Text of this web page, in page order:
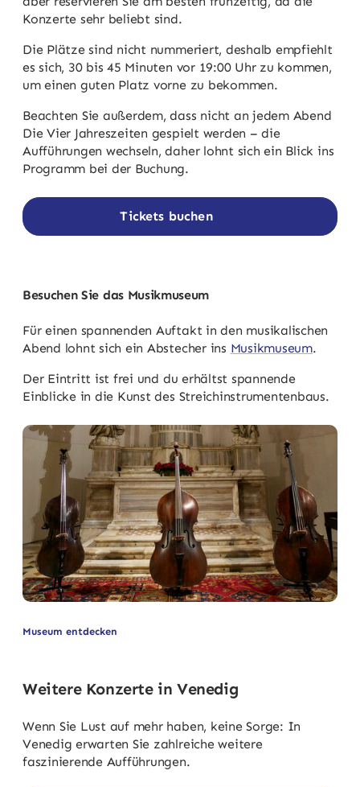
Konzerte sehr beliebt sind.
Die Plätze sind nicht nummeriert, deshalb empfiehlt
es sich, 30 bis 45 Minuten vor 19:00 Uhr zu kommen,
um einen guten Platz vorne zu bekommen.
Beachten Sie außerdem, dass nicht an jedem Abend
Die Vier Jahreszeiten gespielt werden – die
Aufführungen wechseln, daher lohnt sich ein Blick ins
Programm bei der Buchung.
Tickets buchen
Besuchen Sie das Musikmuseum
Für einen spannenden Auftakt in den musikalischen
Abend lohnt sich ein Abstecher ins Musikmuseum.
Der Eintritt ist frei und du erhältst spannende
Einblicke in die Kunst des Streichinstrumentenbaus.
Museum entdecken
Weitere Konzerte in Venedig
Wenn Sie Lust auf mehr haben, keine Sorge: In
Venedig erwarten Sie zahlreiche weitere
faszinierende Aufführungen.